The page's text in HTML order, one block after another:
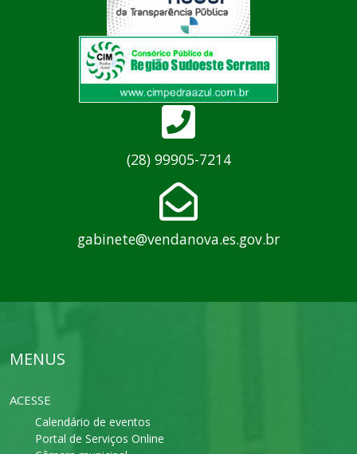
(28) 99905-7214
gabinete@vendanova.es.gov.br
MENUS
ACESSE
Calendário de eventos
Portal de Serviços Online